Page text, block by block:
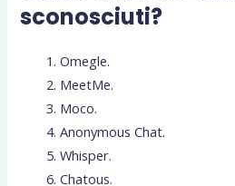
sconosciuti?
Omegle.
MeetMe.
Moco.
Anonymous Chat.
Whisper.
Chatous.